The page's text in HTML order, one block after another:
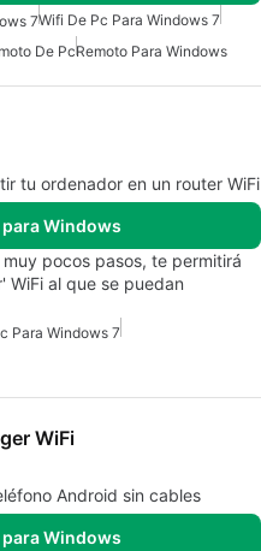
7Wifi De Pc Para Windows 7
De PcRemoto Para Windows
tu ordenador en un router WiFi
Windows
pocos pasos, te permitirá
al que se puedan
Para Windows 7
WiFi
Android sin cables
Windows